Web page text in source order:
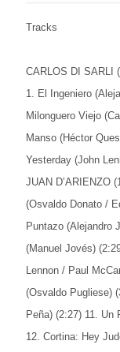
Tracks
CARLOS DI SARLI
1. El Ingeniero
Milonguero Viejo
Manso (Héctor
Yesterday (John
JUAN D’ARIENZO
(Osvaldo Donato /
Puntazo (Alejandro
(Manuel Jovés)
Lennon / Paul
(Osvaldo Pugliese)
Peña) (2:27) 11. Un
12. Cortina: Hey